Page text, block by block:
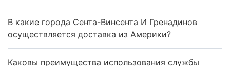
В какие города Сента-Винсента И Гренадинов
осуществляется доставка из Америки?
Каковы преимущества использования службы